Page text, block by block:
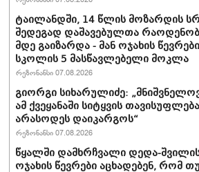
ტაილანდში, 14 წლის მოზარდის
შედეგად დაშავებულთა
მდე გაიზარდა - მან ოჯახის
სკოლის 5 მასწავლებელი მოკლა
რეზონანსი 07.08.2026
გიორგი სიხარულიძე:
ამ ქვეყანაში სიტყვის თავისუფლება
არასოდეს დაიკარგოს“
რეზონანსი 07.08.2026
წყალში დამხრჩვალი დედა-
ოჯახის წევრები აცხადებენ, რომ